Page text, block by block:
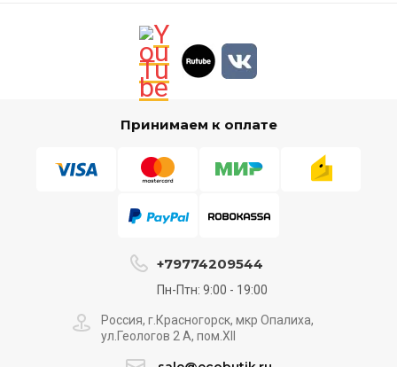
Принимаем к оплате
+79774209544
Пн-Птн: 9:00 - 19:00
Россия, г.Красногорск, мкр Опалиха,
ул.Геологов 2 А, пом.XII